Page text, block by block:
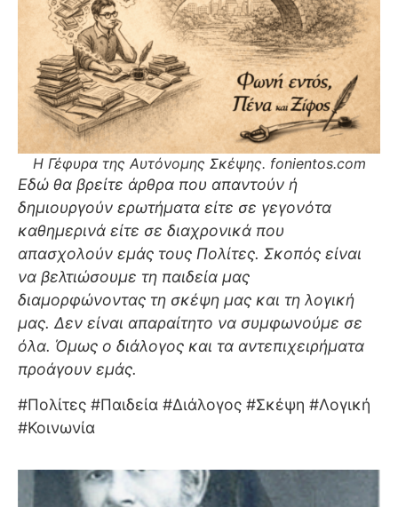
Η Γέφυρα της Αυτόνομης Σκέψης. fonientos.com
Eδώ θα βρείτε άρθρα που απαντούν ή
δημιουργούν ερωτήματα είτε σε γεγονότα
καθημερινά είτε σε διαχρονικά που
απασχολούν εμάς τους Πολίτες. Σκοπός είναι
να βελτιώσουμε τη παιδεία μας
διαμορφώνοντας τη σκέψη μας και τη λογική
μας. Δεν είναι απαραίτητο να συμφωνούμε σε
όλα. Όμως ο διάλογος και τα αντεπιχειρήματα
προάγουν εμάς.
#Πολίτες #Παιδεία #Διάλογος #Σκέψη #Λογική
#Κοινωνία